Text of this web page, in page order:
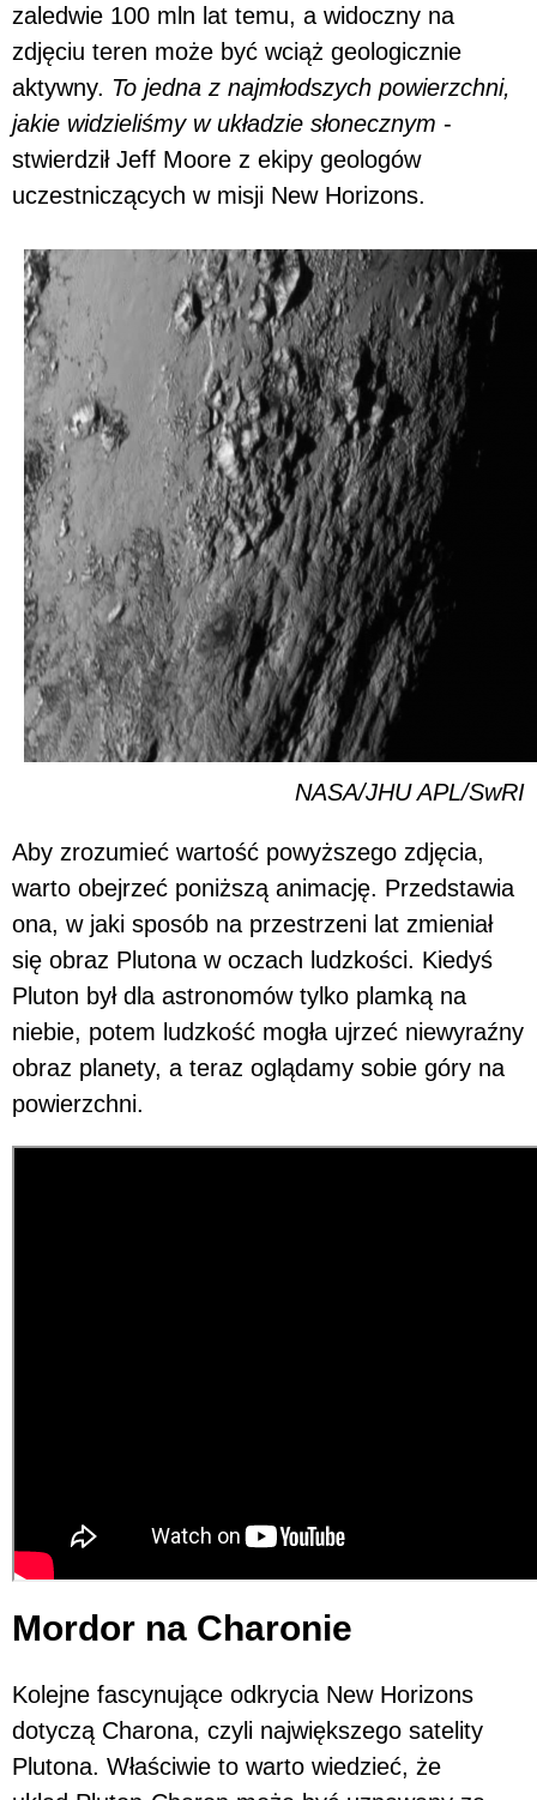
zaledwie 100 mln lat temu, a widoczny na
zdjęciu teren może być wciąż geologicznie
aktywny. To jedna z najmłodszych powierzchni,
jakie widzieliśmy w układzie słonecznym -
stwierdził Jeff Moore z ekipy geologów
uczestniczących w misji New Horizons.
NASA/JHU APL/SwRI
Aby zrozumieć wartość powyższego zdjęcia,
warto obejrzeć poniższą animację. Przedstawia
ona, w jaki sposób na przestrzeni lat zmieniał
się obraz Plutona w oczach ludzkości. Kiedyś
Pluton był dla astronomów tylko plamką na
niebie, potem ludzkość mogła ujrzeć niewyraźny
obraz planety, a teraz oglądamy sobie góry na
powierzchni.
Mordor na Charonie
Kolejne fascynujące odkrycia New Horizons
dotyczą Charona, czyli największego satelity
Plutona. Właściwie to warto wiedzieć, że